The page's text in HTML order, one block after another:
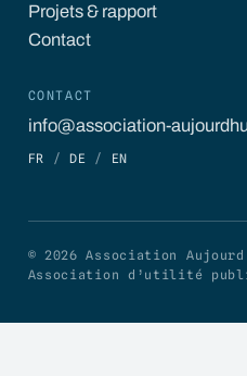
Projets & rapport
Contact
CONTACT
info@association-
FR /DE / EN
© 2026 Association
Association d’utilité